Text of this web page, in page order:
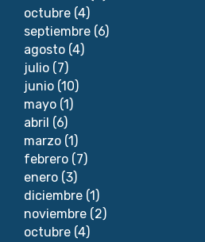
octubre (4)
septiembre (6)
agosto (4)
julio (7)
junio (10)
mayo (1)
abril (6)
marzo (1)
febrero (7)
enero (3)
diciembre (1)
noviembre (2)
octubre (4)